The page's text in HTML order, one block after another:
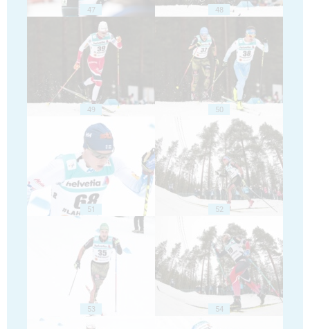
47 48
49 50
51 52
53 54